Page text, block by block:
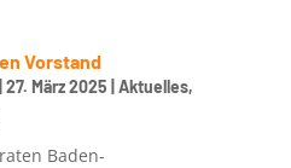
Vorstand
27. März 2025 Aktuelles,
Baden-